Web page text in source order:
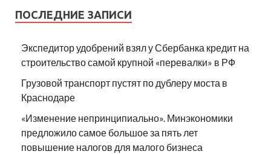
ПОСЛЕДНИЕ ЗАПИСИ
Экспедитор удобрений взял у Сбербанка кредит на
строительство самой крупной «перевалки» в РФ
Грузовой транспорт пустят по дублеру моста в
Краснодаре
«Изменение непринципиально». Минэкономики
предложило самое большое за пять лет
повышение налогов для малого бизнеса